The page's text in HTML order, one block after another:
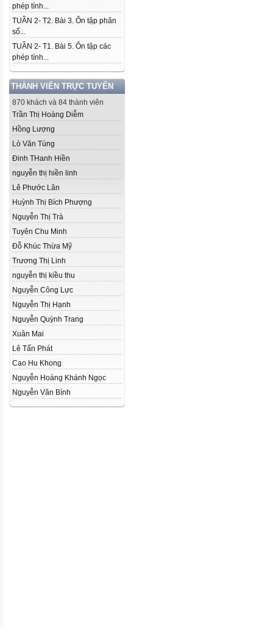
phép tính...
TUẦN 2- T2. Bài 3. Ôn tập phân
số...
TUẦN 2- T1. Bài 5. Ôn tập các
phép tính...
THÀNH VIÊN TRỰC TUYẾN
870 khách và 84 thành viên
Trần Thị Hoàng Diễm
Hồng Lượng
Lò Văn Tùng
Đinh THanh Hiền
nguyễn thị hiền linh
Lê Phước Lân
Huỳnh Thị Bích Phượng
Nguyễn Thị Trà
Tuyên Chu Minh
Đỗ Khúc Thừa Mỹ
Trương Thị Linh
nguyễn thị kiều thu
Nguyễn Công Lực
Nguyễn Thị Hạnh
Nguyễn Quỳnh Trang
Xuân Mai
Lê Tấn Phát
Cao Hu Khong
Nguyễn Hoàng Khánh Ngọc
Nguyễn Văn Bình